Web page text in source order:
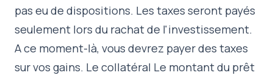
pas eu de dispositions. Les taxes seront payés
seulement lors du rachat de l'investissement.
A ce moment-là, vous devrez payer des taxes
sur vos gains. Le collatéral Le montant du prêt